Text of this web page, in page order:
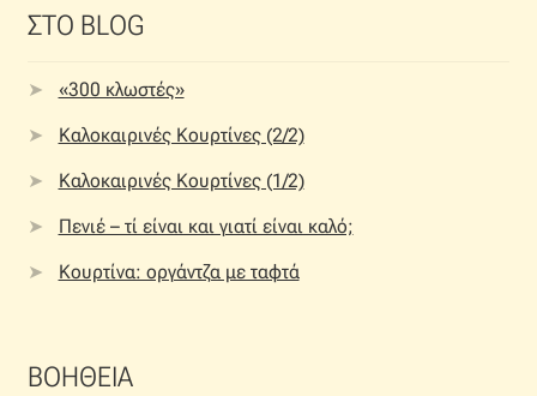
ΣΤΟ BLOG
«300 κλωστές»
Καλοκαιρινές Κουρτίνες (2/2)
Καλοκαιρινές Κουρτίνες (1/2)
Πενιέ – τί είναι και γιατί είναι καλό;
Κουρτίνα: οργάντζα με ταφτά
ΒΟΗΘΕΙΑ